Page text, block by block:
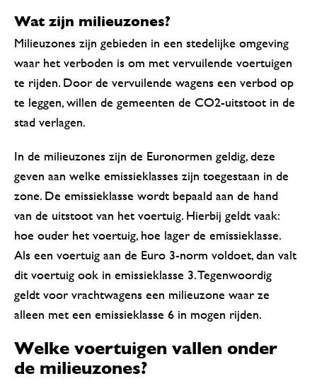
Wat zijn milieuzones?
Milieuzones zijn gebieden in een stedelijke omgeving
waar het verboden is om met vervuilende voertuigen
te rijden. Door de vervuilende wagens een verbod op
te leggen, willen de gemeenten de CO2-uitstoot in de
stad verlagen.
In de milieuzones zijn de Euronormen geldig, deze
geven aan welke emissieklasses zijn toegestaan in de
zone. De emissieklasse wordt bepaald aan de hand
van de uitstoot van het voertuig. Hierbij geldt vaak:
hoe ouder het voertuig, hoe lager de emissieklasse.
Als een voertuig aan de Euro 3-norm voldoet, dan valt
dit voertuig ook in emissieklasse 3. Tegenwoordig
geldt voor vrachtwagens een milieuzone waar ze
alleen met een emissieklasse 6 in mogen rijden.
Welke voertuigen vallen onder
de milieuzones?